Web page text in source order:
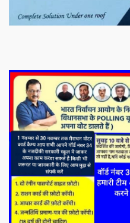
फाउंडेशन – बिहारशरीफ रहबर यूनिट।